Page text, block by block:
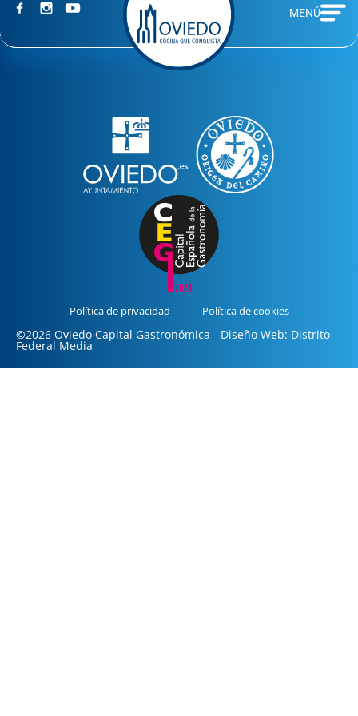
MENÚ
Política de privacidad Política de cookies
©2026 Oviedo Capital Gastronómica - Diseño Web: Distrito
Federal Media